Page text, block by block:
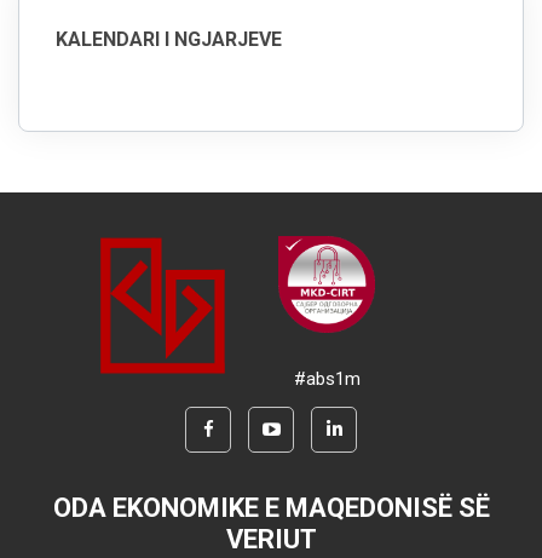
KALENDARI I NGJARJEVE
#abs1m
ODA EKONOMIKE E MAQEDONISË SË
VERIUT